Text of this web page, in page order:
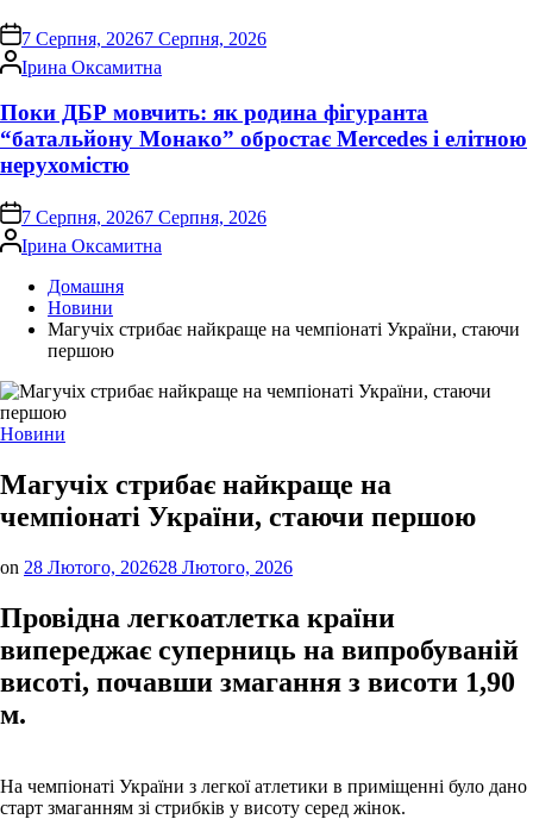
on 7 Серпня, 20267 Серпня, 2026
Опубліковано
Ірина Оксамитна
Поки ДБР мовчить: як родина фігуранта
“батальйону Монако” обростає Mercedes і елітною
нерухомістю
on 7 Серпня, 20267 Серпня, 2026
Опубліковано
Ірина Оксамитна
Домашня
Новини
Магучіх стрибає найкраще на чемпіонаті України, стаючи
першою
Опублікувати
Новини
Магучіх стрибає найкраще на
чемпіонаті України, стаючи першою
on 28 Лютого, 202628 Лютого, 2026
Провідна легкоатлетка країни
випереджає суперниць на випробуваній
висоті, почавши змагання з висоти 1,90
м.
На чемпіонаті України з легкої атлетики в приміщенні було дано
старт змаганням зі стрибків у висоту серед жінок.